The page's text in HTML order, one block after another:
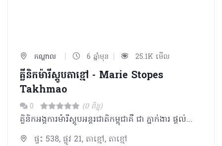
កណ្ដាល | 6 ឆ្នាំមុន | 25.1K មើល
គ្លីនិកម៉ារីស្តូបតាខ្មៅ - Marie Stopes
Takhmao
0 (0 ពិន្ទុ)
គ្លិនិកអង្គការម៉ារីស្តូបអន្តរជាតិកម្ពុជាគឺ ជា ភ្នាក់ងារ ផ្តល់សេវាឈាន មុខ គេ ផ្នែក រំលូត កូនដោយសុវត្ថិភាព ពន្យារកំណើត សុខភាពបន្តពូជ និងផ្លូវភេទ។
ផ្ទះ 538, ផ្លូវ 21, តាខ្មៅ, តាខ្មៅ